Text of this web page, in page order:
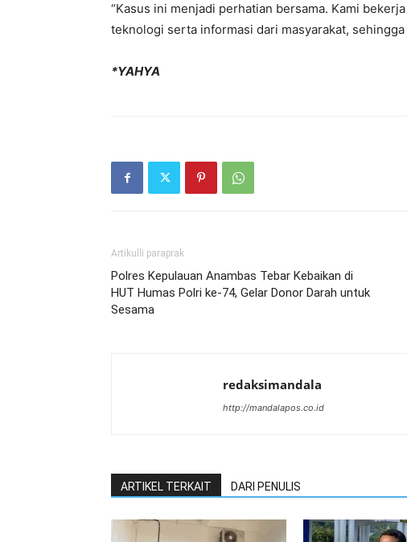
“Kasus ini menjadi perhatian bersama. Kami
teknologi serta informasi dari masyarakat,
*YAHYA
Artikulli paraprak
Polres Kepulauan Anambas Tebar Kebaikan di
HUT Humas Polri ke-74, Gelar Donor Darah untuk
Sesama
redaksimandala
http://mandalapos.co.id
ARTIKEL TERKAIT DARI PENULIS